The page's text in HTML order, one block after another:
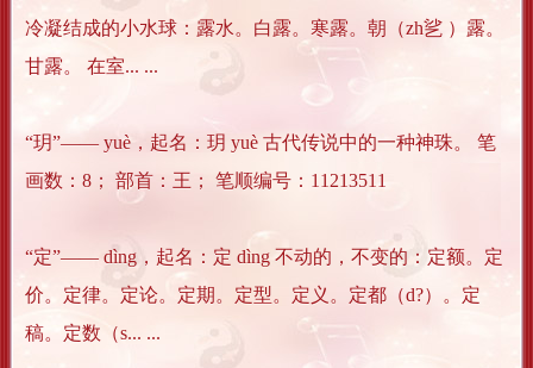
冷凝结成的小水球：露水。白露。寒露。朝（zh乷 ）露。
甘露。 在室... ...
“玥”―― yuè，起名：玥 yuè 古代传说中的一种神珠。 笔
画数：8； 部首：王； 笔顺编号：11213511
“定”―― dìng，起名：定 dìng 不动的，不变的：定额。定
价。定律。定论。定期。定型。定义。定都（d?）。定
稿。定数（s... ...